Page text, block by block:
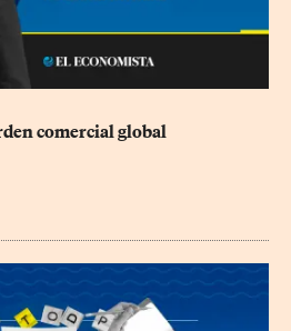
comercial global